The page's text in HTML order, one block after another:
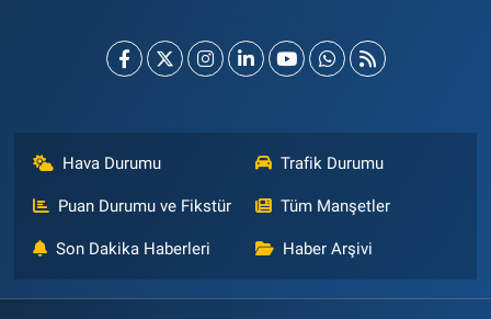
Hava Durumu Trafik Durumu
Puan Durumu ve Fikstür Tüm Manşetler
Son Dakika Haberleri Haber Arşivi